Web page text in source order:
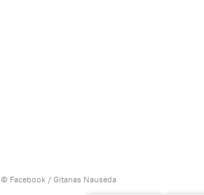
© Facebook / Gitanas Nausėda